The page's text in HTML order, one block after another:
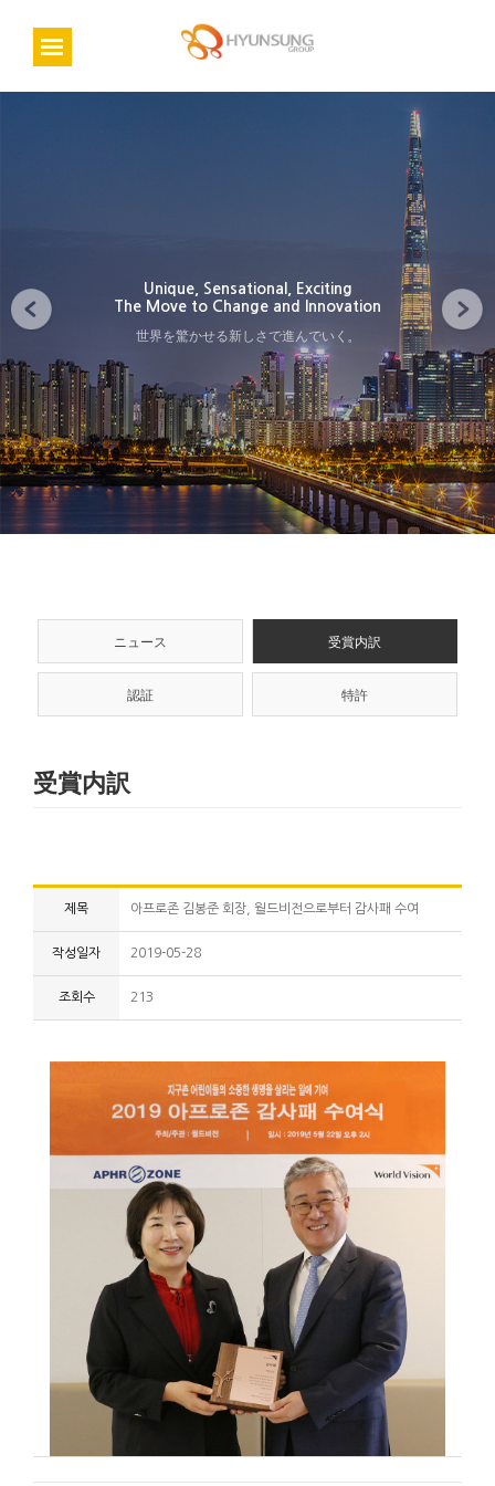
Unique, Sensational, Exciting
The Move to Change and Innovation
世界を驚かせる新しさで進んでいく。
ニュース 受賞内訳
認証 特許
受賞内訳
제목 아프로존 김봉준 회장, 월드비전으로부터 감사패 수여
작성일자 2019-05-28
조회수 213